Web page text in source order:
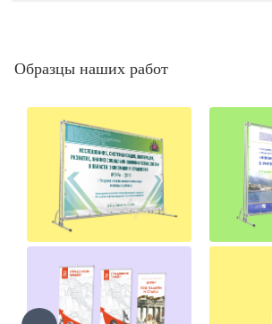
Образцы наших работ